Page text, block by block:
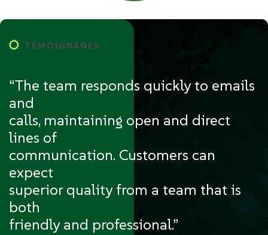
TÉMOIGNAGES
“The team responds quickly to emails
and
calls, maintaining open and direct
lines of
communication. Customers can
expect
superior quality from a team that is
both
friendly and professional.”